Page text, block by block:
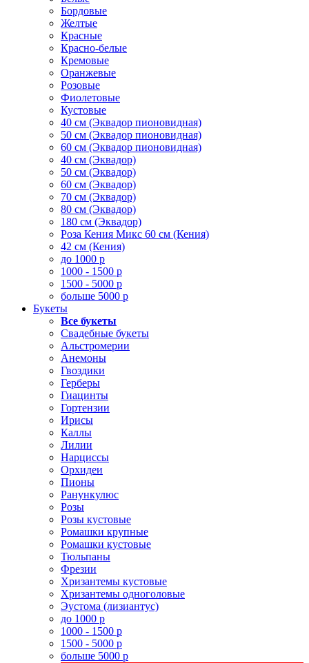
Бордовые
Желтые
Красные
Красно-белые
Кремовые
Оранжевые
Розовые
Фиолетовые
Кустовые
40 см (Эквадор пионовидная)
50 см (Эквадор пионовидная)
60 см (Эквадор пионовидная)
40 см (Эквадор)
50 см (Эквадор)
60 см (Эквадор)
70 см (Эквадор)
80 см (Эквадор)
180 см (Эквадор)
Роза Кения Микс 60 см (Кения)
42 см (Кения)
до 1000 р
1000 - 1500 р
1500 - 5000 р
больше 5000 р
Букеты
Все букеты
Свадебные букеты
Альстромерии
Анемоны
Гвоздики
Герберы
Гиацинты
Гортензии
Ирисы
Каллы
Лилии
Нарциссы
Орхидеи
Пионы
Ранункулюс
Розы
Розы кустовые
Ромашки крупные
Ромашки кустовые
Тюльпаны
Фрезии
Хризантемы кустовые
Хризантемы одноголовые
Эустома (лизиантус)
до 1000 р
1000 - 1500 р
1500 - 5000 р
больше 5000 р